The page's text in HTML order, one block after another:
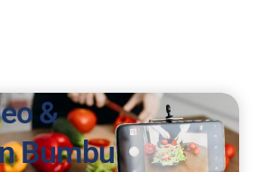
&
Bumbu